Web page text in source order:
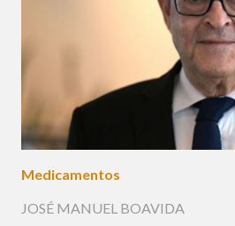
Medicamentos
JOSÉ MANUEL BOAVIDA